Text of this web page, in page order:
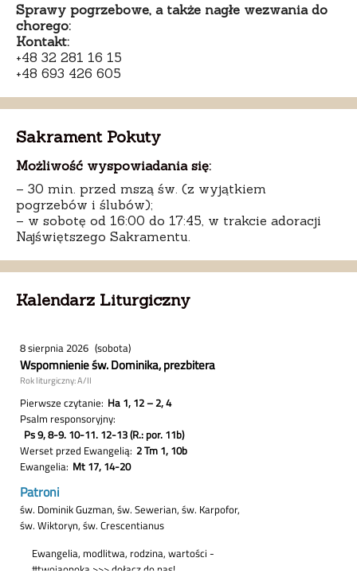
Sprawy pogrzebowe, a także nagłe wezwania do
chorego:
Kontakt:
+48 32 281 16 15
+48 693 426 605
Sakrament Pokuty
Możliwość wyspowiadania się:
– 30 min. przed mszą św. (z wyjątkiem
pogrzebów i ślubów);
– w sobotę od 16:00 do 17:45, w trakcie adoracji
Najświętszego Sakramentu.
Kalendarz Liturgiczny